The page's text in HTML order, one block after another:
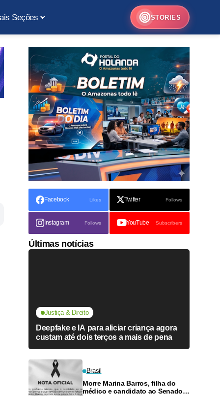
Seções STORIES
Facebook Likes Twitter Follows
Instagram Follows YouTube Subscribers
Últimas notícias
Justiça & Direito
Deepfake e IA para aliciar criança agora
custam até dois terços a mais de pena
Brasil
Morre Marina Barros, filha do
médico e candidato ao Senado